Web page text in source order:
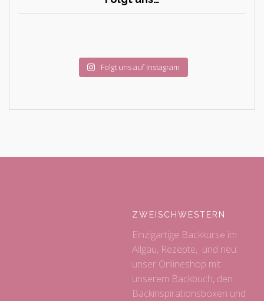
Folgt uns auf Instagram
ZWEISCHWESTERN
Einzigartige Backkurse im
Allgäu, Rezepte, und neu:
unser Onlineshop mit
unserem Backbuch, den
Backinspirationsboxen und